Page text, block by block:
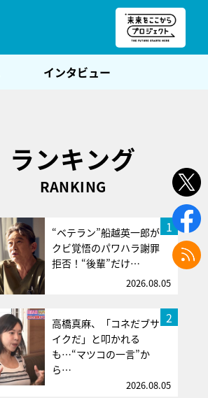
インタビュー
ランキング
RANKING
1
“ベテラン”船越英一郎が
クビ覚悟のパワハラ謝罪
拒否！“後輩”だけ…
2026.08.05
2
高橋真麻、「コネだブサ
イクだ」と叩かれる
も…“マツコの一言”か
ら…
2026.08.05